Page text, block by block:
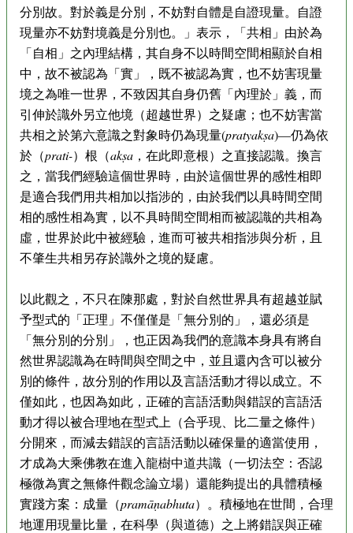
分別故。對於義是分別，不妨對自體是自證現量。自證
現量亦不妨對境義是分別也。」表示，「共相」由於為
「自相」之內理結構，其自身不以時間空間相顯於自相
中，故不被認為「實」，既不被認為實，也不妨害現量
境之為唯一世界，不致因其自身仍舊「內理於」義，而
引伸於識外另立他境（超越世界）之疑慮；也不妨害當
共相之於第六意識之對象時仍為現量(pratyakṣa)—仍為依
於（prati-）根（akṣa ，在此即意根）之直接認識。換言
之，當我們經驗這個世界時，由於這個世界的感性相即
是適合我們用共相加以指涉的，由於我們以具時間空間
相的感性相為實，以不具時間空間相而被認識的共相為
虛，世界於此中被經驗，進而可被共相指涉與分析，且
不肇生共相另存於識外之境的疑慮。
以此觀之，不只在陳那處，對於自然世界具有超越並賦
予型式的「正理」不僅僅是「無分別的」，還必須是
「無分別的分別」，也正因為我們的意識本身具有將自
然世界認識為在時間與空間之中，並且還內含可以被分
別的條件，故分別的作用以及言語活動才得以成立。不
僅如此，也因為如此，正確的言語活動與錯誤的言語活
動才得以被合理地在型式上（合乎現、比二量之條件）
分開來，而減去錯誤的言語活動以確保量的適當使用，
才成為大乘佛教在進入龍樹中道共識（一切法空：否認
極微為實之無條件觀念論立場）還能夠提出的具體積極
實踐方案：成量（pramāṇabhuta）。積極地在世間，合理
地運用現量比量，在科學（與道德）之上將錯誤與正確